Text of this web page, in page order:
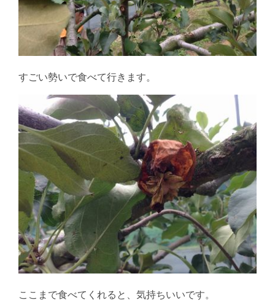
すごい勢いで食べて行きます。
ここまで食べてくれると、気持ちいいです。